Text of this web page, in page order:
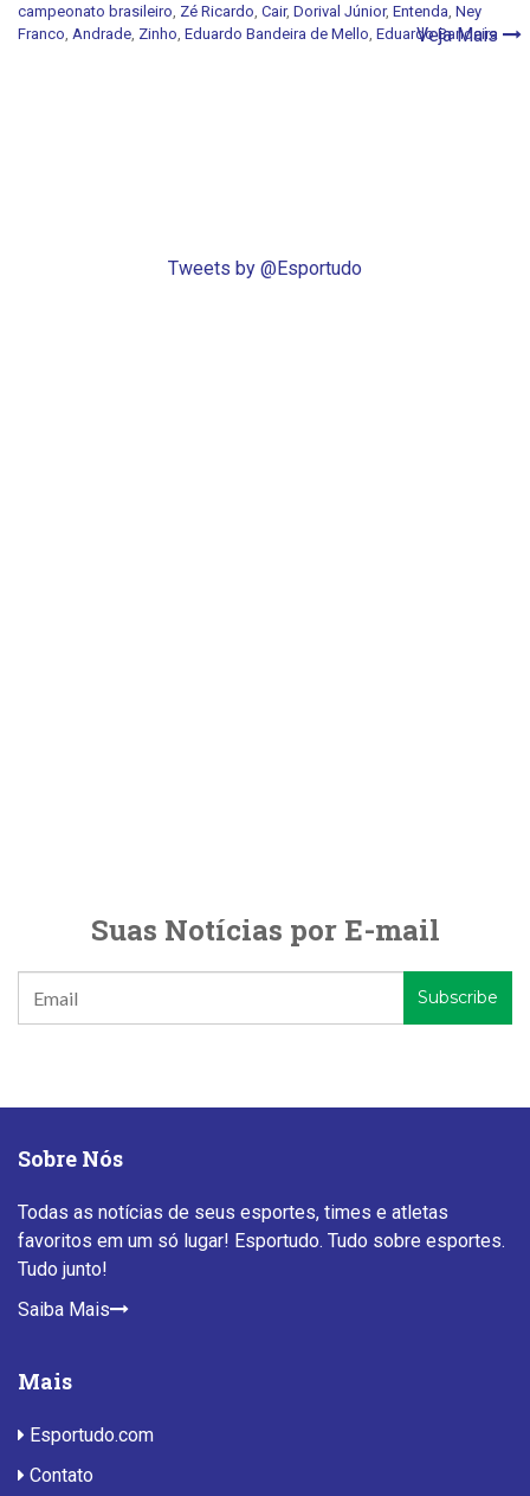
campeonato brasileiro Zé Ricardo Cair, Dorival Júnior, Entenda Ney
Franco Andrade Zinho Eduardo Bandeira de Mello Eduardo Bandeira
Veja Mais
Tweets by @Esportudo
Suas Notícias por E-mail
Sobre Nós
Todas as notícias de seus esportes, times e atletas
favoritos em um só lugar! Esportudo. Tudo sobre esportes.
Tudo junto!
Saiba Mais
Mais
Esportudo.com
Contato